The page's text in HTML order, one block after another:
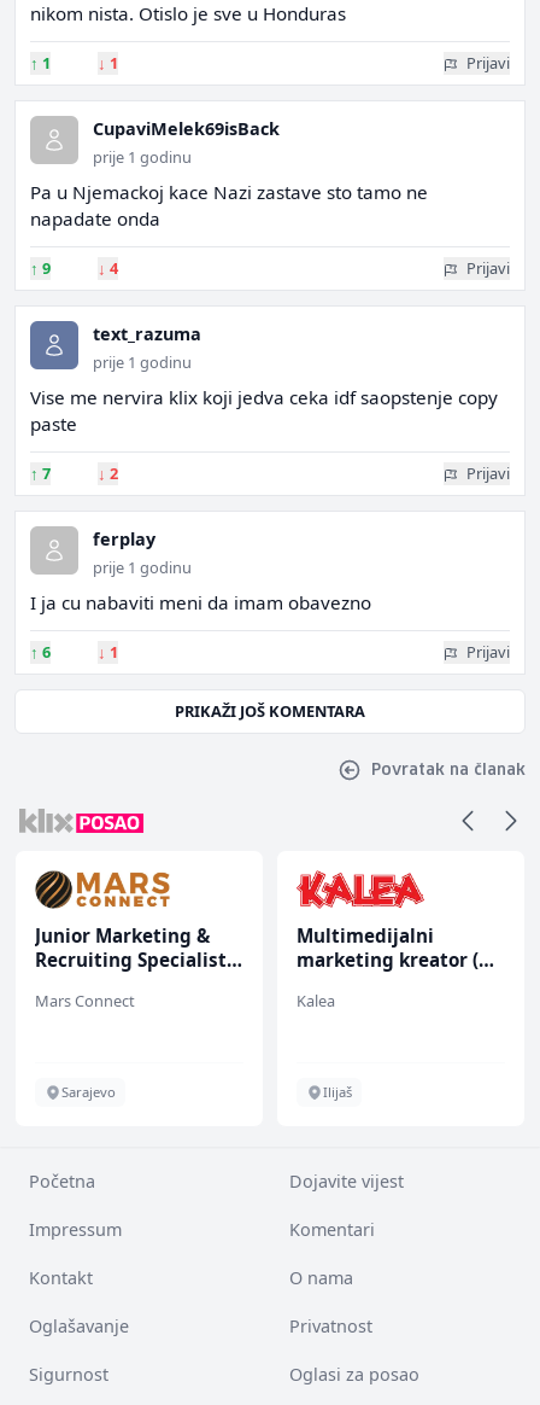
nikom nista. Otislo je sve u Honduras
↑ 1 ↓ 1 Prijavi
CupaviMelek69isBack
prije 1 godinu
Pa u Njemackoj kace Nazi zastave sto tamo ne
napadate onda
↑ 9 ↓ 4 Prijavi
text_razuma
prije 1 godinu
Vise me nervira klix koji jedva ceka idf saopstenje copy
paste
↑ 7 ↓ 2 Prijavi
ferplay
prije 1 godinu
I ja cu nabaviti meni da imam obavezno
↑ 6 ↓ 1 Prijavi
PRIKAŽI JOŠ KOMENTARA
Povratak na članak
Junior Marketing &
Recruiting Specialist
Mars Connect
Sarajevo
Multimedijalni
marketing kreator (m/
Kalea
Ilijaš
Početna Dojavite vijest
Impressum Komentari
Kontakt O nama
Oglašavanje Privatnost
Sigurnost Oglasi za posao